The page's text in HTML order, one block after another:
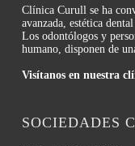
Clínica Curull se ha
avanzada, estética
Los odontólogos y
humano, disponen de
Visítanos en nuestra
SOCIEDADES